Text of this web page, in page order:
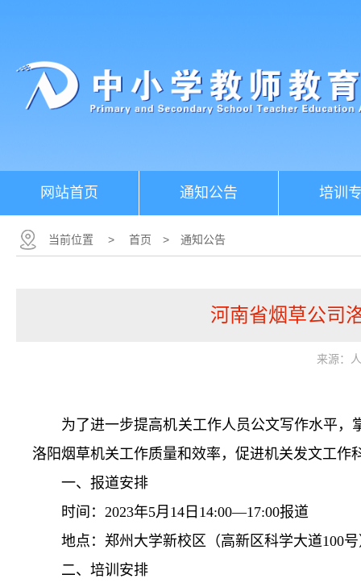
网站首页 通知公告 培训
当前位置 > 首页 > 通知公告
河南省烟草公司
来源：
为了进一步提高机关工作人员公文写作水平
洛阳烟草机关工作质量和效率，促进机关发文工
一、报道安排
时间：2023年5月14日14:00—17:00报道
地点：郑州大学新校区（高新区科学大道100
二、培训安排